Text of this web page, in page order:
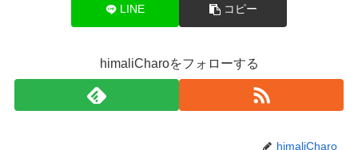
LINE コピー
himaliCharoをフォローする
himaliCharo